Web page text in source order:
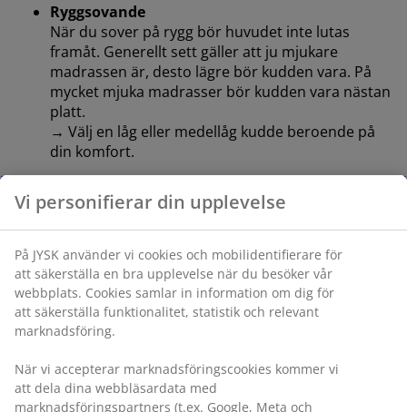
Ryggsovande
När du sover på rygg bör huvudet inte lutas
framåt. Generellt sett gäller att ju mjukare
madrassen är, desto lägre bör kudden vara. På
mycket mjuka madrasser bör kudden vara nästan
platt.
→ Välj en låg eller medellåg kudde beroende på
din komfort.
ryggradsjustering, är en mycket låg kudde – eller ingen
alls – oftast bäst.
4. Tänk på fyllningen inuti din kudde
Kuddens fyllningstyp påverkar också dess höjd, känsla
och hur lätt du kan justera den:
Vi personifierar din upplevelse
På JYSK använder vi cookies och mobilidentifierare för
att säkerställa en bra upplevelse när du besöker vår
webbplats. Cookies samlar in information om dig för
att säkerställa funktionalitet, statistik och relevant
marknadsföring.
När vi accepterar marknadsföringscookies kommer vi
att dela dina webbläsardata med
marknadsföringspartners (t.ex. Google, Meta och